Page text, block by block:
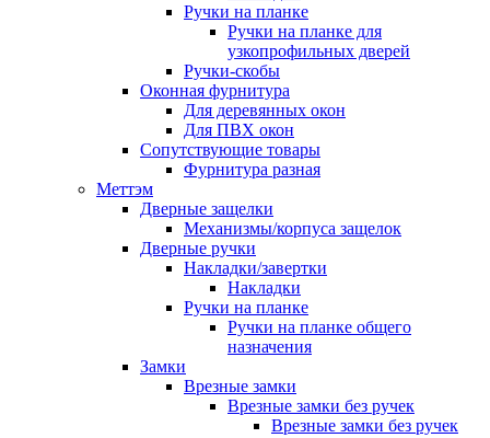
Ручки на планке
Ручки на планке для
узкопрофильных дверей
Ручки-скобы
Оконная фурнитура
Для деревянных окон
Для ПВХ окон
Сопутствующие товары
Фурнитура разная
Меттэм
Дверные защелки
Механизмы/корпуса защелок
Дверные ручки
Накладки/завертки
Накладки
Ручки на планке
Ручки на планке общего
назначения
Замки
Врезные замки
Врезные замки без ручек
Врезные замки без ручек